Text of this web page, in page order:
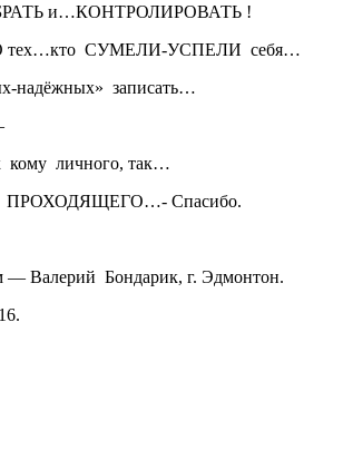
и…КОНТРОЛИРОВАТЬ !
СУМЕЛИ-УСПЕЛИ себя…
надёжных» записать…
личного, так…
ПРОХОДЯЩЕГО…- Спасибо.
Валерий Бондарик, г. Эдмонтон.